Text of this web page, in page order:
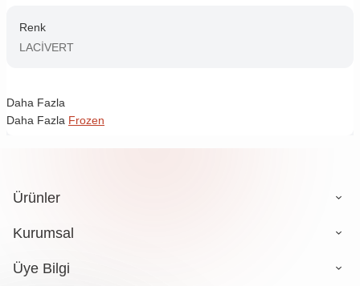
Renk
LACİVERT
Daha Fazla
Daha Fazla Frozen
Ürünler
Kurumsal
Üye Bilgi